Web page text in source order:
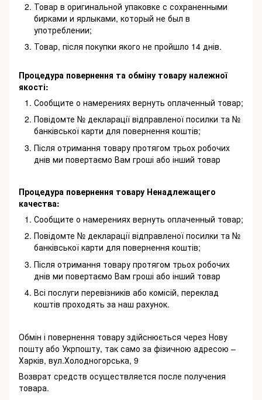
Товар в оригинальной упаковке с сохраненными
бирками и ярлыками, который не был в
употреблении;
Товар, після покупки якого не пройшло 14 днів.
Процедура повернення та обміну товару належної
якості:
Сообщите о намерениях вернуть оплаченный товар;
Повідомте № декларації відправленої посилки та №
банківської карти для повернення коштів;
Після отримання товару протягом трьох робочих
днів ми повертаємо Вам гроші або інший товар
Процедура повернення товару Ненадлежащего
качества:
Сообщите о намерениях вернуть оплаченный товар;
Повідомте № декларації відправленої посилки та №
банківської карти для повернення коштів;
Після отримання товару протягом трьох робочих
днів ми повертаємо Вам гроші або інший товар
Всі послуги перевізників або комісій, переклад
коштів проходять за наш рахунок.
Обмін і повернення товару здійснюється через Нову
пошту або Укрпошту, так само за фізичною адресою –
Харків, вул.Холодногорська, 9
Возврат средств осуществляется после получения
товара.